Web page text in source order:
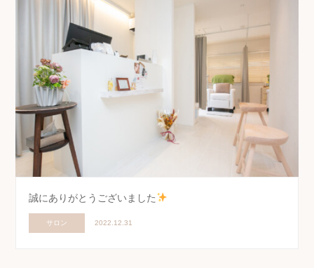
誠にありがとうございました
サロン 2022.12.31